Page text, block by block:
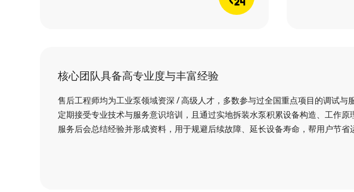
核心团队具备高专业度与丰富经验
售后工程师均为工业泵领域资深 / 高级人才，多数参与过全国重点项目的调试与
定期接受专业技术与服务意识培训，且通过实地拆装水泵积累设备构造、工作原
服务后会总结经验并形成资料，用于规避后续故障、延长设备寿命，帮用户节省